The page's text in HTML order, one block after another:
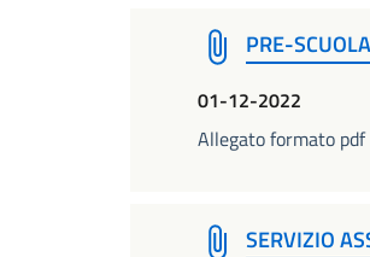
PRE-
01-12-2022
Allegato formato pdf
SERVIZIO